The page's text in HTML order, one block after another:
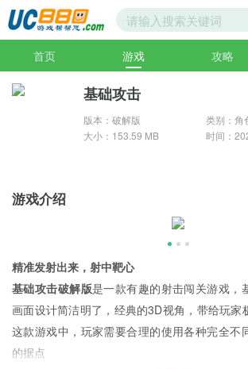
首页 游戏 攻略
基础攻击
版本：破解版
类别：角
大小：153.59 MB
时间：
游戏介绍
精准发射出来，射中靶心
基础攻击破解版是一款有趣的射击闯关游戏，
画面设计简洁明了，经典的3D视角，带给玩家
这款游戏中，玩家需要合理的使用各种完全不
的据点